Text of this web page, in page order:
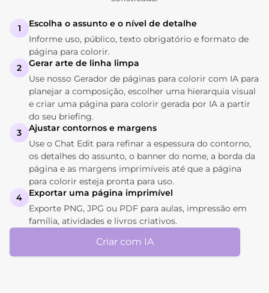
1
Escolha o assunto e o nível de detalhe
Informe uso, público, texto obrigatório e formato de
página para colorir.
2
Gerar arte de linha limpa
Use nosso Gerador de páginas para colorir com IA para
planejar a composição, escolher uma hierarquia visual
e criar uma página para colorir gerada por IA a partir
do seu briefing.
3
Ajustar contornos e margens
Use o Chat Edit para refinar a espessura do contorno,
os detalhes do assunto, o banner do nome, a borda da
página e as margens imprimíveis até que a página
para colorir esteja pronta para uso.
4
Exportar uma página imprimível
Exporte PNG, JPG ou PDF para aulas, impressão em
família, atividades e livros criativos.
Criar com IA